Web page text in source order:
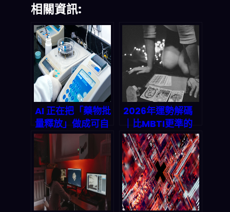
相關資訊:
AI 正在把「藥物批
量釋放」做成可自
動化流水線：
2026 製藥品質與
合規的新戰場
2026年運勢解碼
｜比MBTI更準的
天賦測試：你的
「被動技能」覺醒
了嗎？